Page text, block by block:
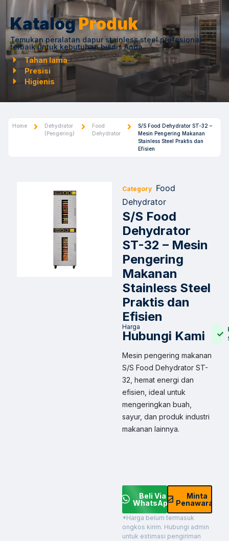
KatalogProduk
Temukan peralatan dapur stainless steel profesional
terbaik untuk kebutuhan bisnis Anda.
Tahan lama
Presisi
Higienis
Home
Dehydrator
(Pengering)
Food
Dehydrator
S/S Food Dehydrator ST-32 –
Mesin Pengering Makanan
Stainless Steel Praktis dan
Efisien
Category Food
Dehydrator
S/S Food
Dehydrator
ST-32 – Mesin
Pengering
Makanan
Stainless Steel
Praktis dan
Efisien
Harga
Hubungi Kami
Mesin pengering makanan
S/S Food Dehydrator ST-
32, hemat energi dan
efisien, ideal untuk
mengeringkan buah,
sayur, dan produk industri
makanan lainnya.
Beli Via
WhatsApp
Minta
Penawaran
*Harga belum termasuk
ongkos kirim. Hubungi admin
untuk estimasi pengiriman